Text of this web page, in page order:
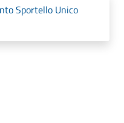
Sportello Unico